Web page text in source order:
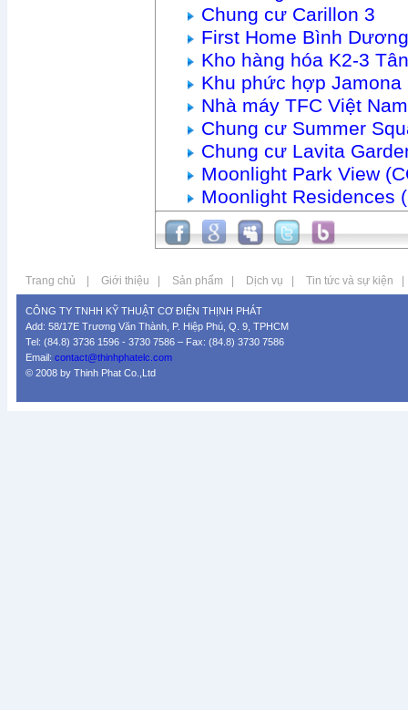
Chung cư Carillon 3
First Home Bình Dương
Kho hàng hóa K2-3
Khu phức hợp Jamona
Nhà máy TFC Việt Nam
Chung cư Summer
Chung cư Lavita
Moonlight Park View
Moonlight Residences
Trang chủ Giới thiệu Sản phẩm Dịch vụ Tin tức và sự kiện
CÔNG TY TNHH KỸ THUẬT CƠ ĐIỆN THỊNH PHÁT
Add: 58/17E Trương Văn Thành, P. Hiệp Phú, Q. 9, TPHCM
Tel: (84.8) 3736 1596 - 3730 7586 – Fax: (84.8) 3730 7586
Email: contact@thinhphatelc.com
© 2008 by Thinh Phat Co.,Ltd